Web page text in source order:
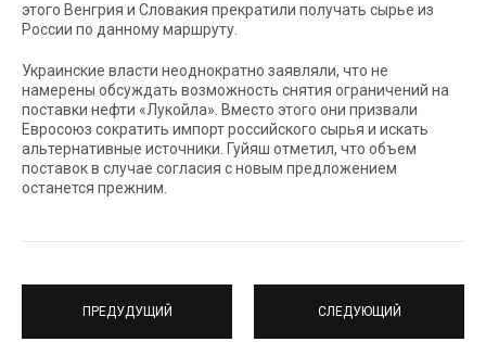
этого Венгрия и Словакия прекратили получать сырье из
России по данному маршруту.
Украинские власти неоднократно заявляли, что не
намерены обсуждать возможность снятия ограничений на
поставки нефти «Лукойла». Вместо этого они призвали
Евросоюз сократить импорт российского сырья и искать
альтернативные источники. Гуйяш отметил, что объем
поставок в случае согласия с новым предложением
останется прежним.
ПРЕДУДУЩИЙ СЛЕДУЮЩИЙ